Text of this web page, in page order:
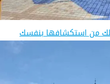
لك من استكشافها بنفسك